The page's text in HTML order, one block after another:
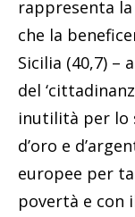
rappresenta
che la
Sicilia (40,7) –
del
inutilità per lo
d’oro e
europee per
povertà e con